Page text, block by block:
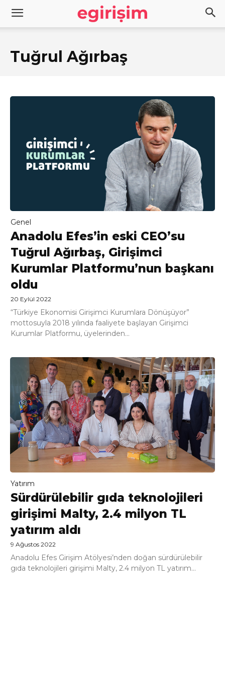
Tuğrul Ağırbaş
Genel
Anadolu Efes’in eski CEO’su
Tuğrul Ağırbaş, Girişimci
Kurumlar Platformu’nun başkanı
oldu
20 Eylül 2022
“Türkiye Ekonomisi Girişimci Kurumlara Dönüşüyor”
mottosuyla 2018 yılında faaliyete başlayan Girişimci
Kurumlar Platformu, üyelerinden...
Yatırım
Sürdürülebilir gıda teknolojileri
girişimi Malty, 2.4 milyon TL
yatırım aldı
9 Ağustos 2022
Anadolu Efes Girişim Atölyesi’nden doğan sürdürülebilir
gıda teknolojileri girişimi Malty, 2.4 milyon TL yatırım...